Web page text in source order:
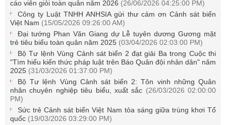
cáo viên giỏi toàn quân năm 2026 (26/06/2026 04:25:00 PM)
Công ty Luật TNHH ANHSIA gửi thư cảm ơn Cảnh sát biển
Việt Nam (15/05/2026 09:26:00 AM)
Đại tướng Phan Văn Giang dự Lễ tuyên dương Gương mặt
trẻ tiêu biểu toàn quân năm 2025 (03/04/2026 02:03:00 PM)
Bộ Tư lệnh Vùng Cảnh sát biển 2 đạt giải Ba trong Cuộc thi
"Tìm hiểu kiến thức pháp luật trên Báo Quân đội nhân dân" năm
2025 (31/03/2026 01:37:00 PM)
Bộ Tư lệnh Vùng Cảnh sát biển 2: Tôn vinh những Quân
nhân chuyên nghiệp tiêu biểu, xuất sắc (26/03/2026 02:00:00
PM)
Sức trẻ Cảnh sát biển Việt Nam tỏa sáng giữa trùng khơi Tổ
quốc (19/03/2026 03:29:00 PM)